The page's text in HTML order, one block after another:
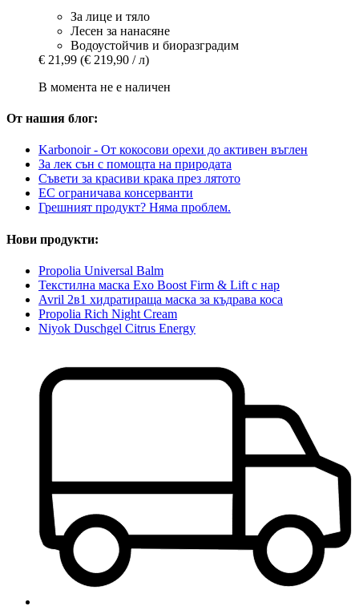
За лице и тяло
Лесен за нанасяне
Водоустойчив и биоразградим
€ 21,99 (€ 219,90 / л)
В момента не е наличен
От нашия блог:
Karbonoir - От кокосови орехи до активен въглен
За лек сън с помощта на природата
Съвети за красиви крака през лятото
ЕС ограничава консерванти
Грешният продукт? Няма проблем.
Нови продукти:
Propolia Universal Balm
Текстилна маска Exo Boost Firm & Lift с нар
Avril 2в1 хидратираща маска за къдрава коса
Propolia Rich Night Cream
Niyok Duschgel Citrus Energy